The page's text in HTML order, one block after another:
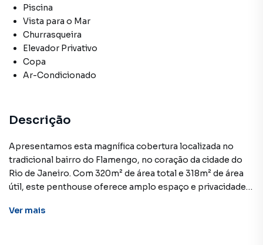
Piscina
Vista para o Mar
Churrasqueira
Elevador Privativo
Copa
Ar-Condicionado
Descrição
Apresentamos esta magnífica cobertura localizada no
tradicional bairro do Flamengo, no coração da cidade do
Rio de Janeiro. Com 320m² de área total e 318m² de área
útil, este penthouse oferece amplo espaço e privacidade,
Ver mais